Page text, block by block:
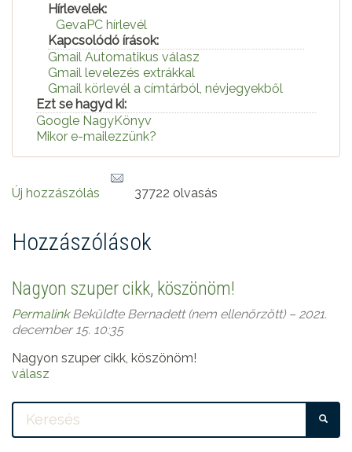
Hírlevelek:
GevaPC hírlevél
Kapcsolódó írások:
Gmail Automatikus válasz
Gmail levelezés extrákkal
Gmail körlevél a címtárból, névjegyekből
Ezt se hagyd ki:
Google NagyKönyv
Mikor e-mailezzünk?
Új hozzászólás 37722 olvasás
Hozzászólások
Nagyon szuper cikk, köszönöm!
PermalinkBeküldte Bernadett (nem ellenőrzött)– 2021.
december 15. 10:35
Nagyon szuper cikk, köszönöm!
válasz